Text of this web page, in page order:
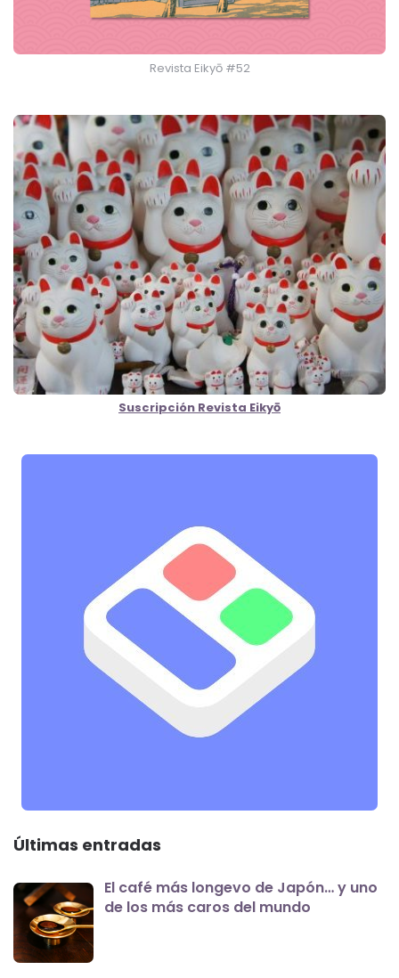
Revista Eikyō #52
Suscripción Revista Eikyō
Últimas entradas
El café más longevo de Japón… y uno
de los más caros del mundo